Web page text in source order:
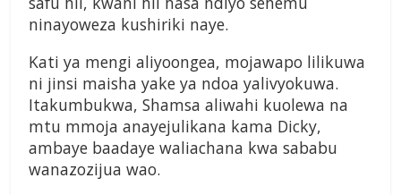
ninayoweza kushiriki naye.
Kati ya mengi aliyoongea, mojawapo lilikuwa
ni jinsi maisha yake ya ndoa yalivyokuwa.
Itakumbukwa, Shamsa aliwahi kuolewa na
mtu mmoja anayejulikana kama Dicky,
ambaye baadaye waliachana kwa sababu
wanazozijua wao.